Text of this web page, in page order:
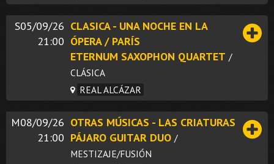
S05/09/26
21:00
CLASICA - UNA NOCHE EN LA
ÓPERA / PARÍS
ETERNUM SAXOPHON QUARTET /
CLÁSICA
REAL ALCÁZAR
M08/09/26
21:00
OTRAS MÚSICAS - LAS CRIATURAS
PÁJARO GUITAR DUO /
MESTIZAJE/FUSIÓN